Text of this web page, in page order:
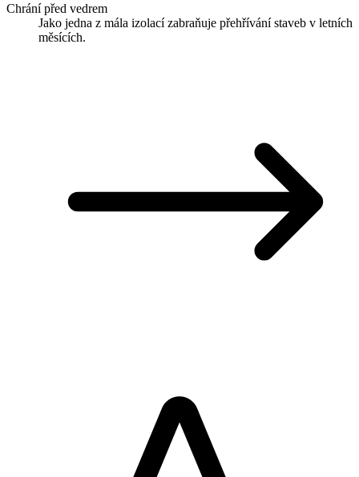
Chrání před vedrem
Jako jedna z mála izolací zabraňuje přehřívání staveb v letních
měsících.